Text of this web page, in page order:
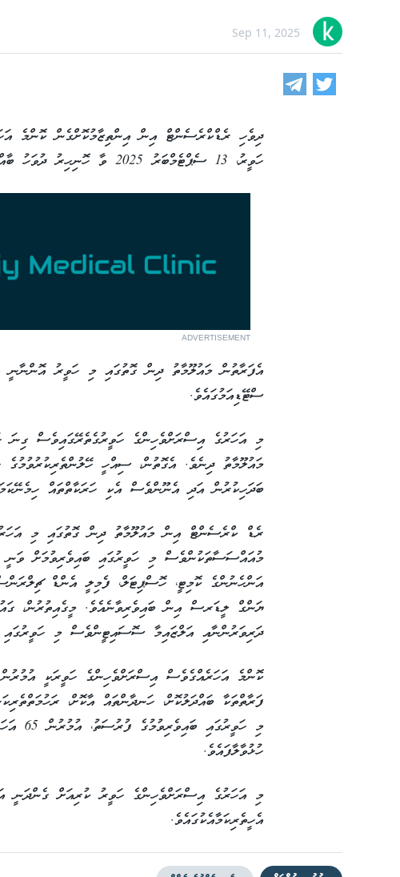
Sep 11, 2025
ދިވެހި ރެޑްކްރެސެންޓް އިން އިންތިޒާމުކޮށްގެން ކޮންމެ
ހަވީރު، 13 ސެޕްޓެމްބަރު 2025 ވާ ހޮނިހިރު ދުވަހު ބާއްވަން ހަމަޖެހިއްޖެ އެވެ.
ADVERTISEMENT
ސްޓޭޑިއަމުގައެވެ.
މި އަހަރުގެ އިސްރަށްވެހިންގެ ހަވީރުގެތެރޭގައިވެސް ގިނަ
މައުލޫމާތު ދިނެވެ. އެގޮތުން، ސިއްހީ ހޭލުންތެރިކުރުވުމުގެ
ބަދަހިކުރުން އަދި އެނޫންވެސް އެކި ހަރަކާތްތައް
ރެޑް ކްރެސެންޓް އިން މައުލޫމާތު ދިން ގޮތުގައި މި
މުއައްސަސާތަކުންވެސް މި ހަވީރުގައި ބައިވެރިވުމަށް ވަނީ
އަންހެނުންގެ ކޮމިޓީ، ހޮސްޕިޓަލް، ފެމިލީ އެންޑް
ޔަންގް ލީޑަރސް އިން ބައިވެރިވާނެއެވެ. މީގެއިތުރުން،
ދަރިވަރުންނާއި އަލްޒައިމާ ސޮސައިޓީންވެސް މި ހަވީރުގައި
ކޮންމެ އަހަރެއްގެވެސް އިސްރަށްވެހިންގެ ހަވީރަކީ
ފަރާތްތަކާ ބައްދަލުކޮށް، ހަނދާންތައް އާކޮށް،
މި
ހުޅުވާލާފައެވެ.
މި އަހަރުގެ އިސްރަށްވެހިންގެ ހަވީރު ކުރިއަށް ގެންދަނީ
އެހީތެރިކަމާއެކުގައެވެ.